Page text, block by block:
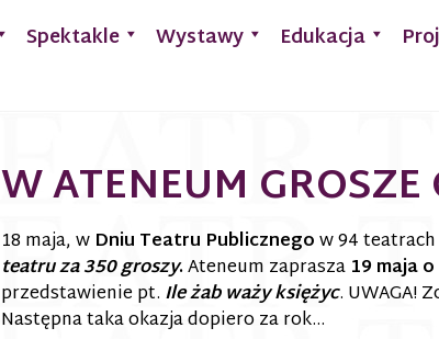
Spektakle Wystawy Edukacja
W ATENEUM GROSZE
18 maja, w Dniu Teatru Publicznegow 94 teatrach
teatru za 350 groszy.Ateneum zaprasza 19 maja
przedstawienie pt. Ile żab waży księżyc. UWAGA!
Następna taka okazja dopiero za rok…